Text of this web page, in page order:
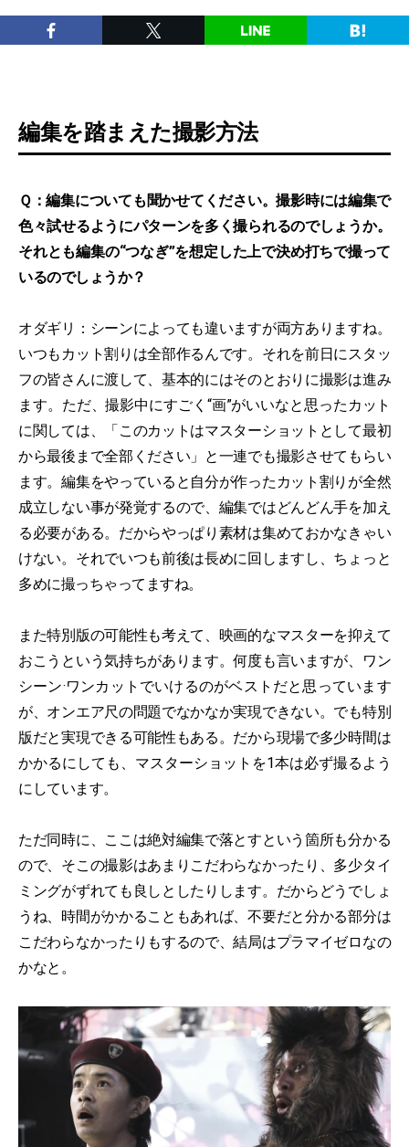
編集を踏まえた撮影方法
Ｑ：編集についても聞かせてください。撮影時には編集で
色々試せるようにパターンを多く撮られるのでしょうか。
それとも編集の“つなぎ”を想定した上で決め打ちで撮って
いるのでしょうか？
オダギリ：シーンによっても違いますが両方ありますね。
いつもカット割りは全部作るんです。それを前日にスタッ
フの皆さんに渡して、基本的にはそのとおりに撮影は進み
ます。ただ、撮影中にすごく“画”がいいなと思ったカット
に関しては、「このカットはマスターショットとして最初
から最後まで全部ください」と一連でも撮影させてもらい
ます。編集をやっていると自分が作ったカット割りが全然
成立しない事が発覚するので、編集ではどんどん手を加え
る必要がある。だからやっぱり素材は集めておかなきゃい
けない。それでいつも前後は長めに回しますし、ちょっと
多めに撮っちゃってますね。
また特別版の可能性も考えて、映画的なマスターを抑えて
おこうという気持ちがあります。何度も言いますが、ワン
シーン·ワンカットでいけるのがベストだと思っています
が、オンエア尺の問題でなかなか実現できない。でも特別
版だと実現できる可能性もある。だから現場で多少時間は
かかるにしても、マスターショットを1本は必ず撮るよう
にしています。
ただ同時に、ここは絶対編集で落とすという箇所も分かる
ので、そこの撮影はあまりこだわらなかったり、多少タイ
ミングがずれても良しとしたりします。だからどうでしょ
うね、時間がかかることもあれば、不要だと分かる部分は
こだわらなかったりもするので、結局はプラマイゼロなの
かなと。